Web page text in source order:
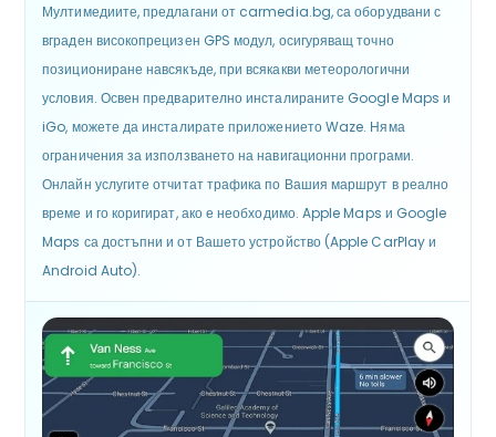
Мултимедиите, предлагани от carmedia.bg, са оборудвани с
вграден високопрецизен GPS модул, осигуряващ точно
позициониране навсякъде, при всякакви метеорологични
условия. Освен предварително инсталираните Google Maps и
iGo, можете да инсталирате приложението Waze. Няма
ограничения за използването на навигационни програми.
Онлайн услугите отчитат трафика по Вашия маршрут в реално
време и го коригират, ако е необходимо. Apple Maps и Google
Maps са достъпни и от Вашето устройство (Apple CarPlay и
Android Auto).